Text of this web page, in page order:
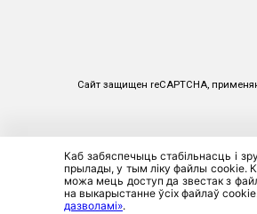
Сайт защищен reCAPTCHA,
Каб забяспечыць стабільнасць і
прылады, у тым ліку файлы cookie.
можа мець доступ да звестак з
на выкарыстанне ўсіх файлаў
дазволамі».